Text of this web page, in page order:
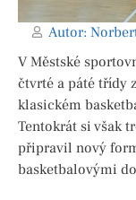
Autor:
V Městské
čtvrté a páté třídy
klasickém
Tentokrát si však
připravil nový
basketbalovými